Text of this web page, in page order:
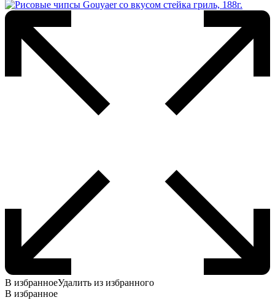
В избранноеУдалить из избранного
В избранное